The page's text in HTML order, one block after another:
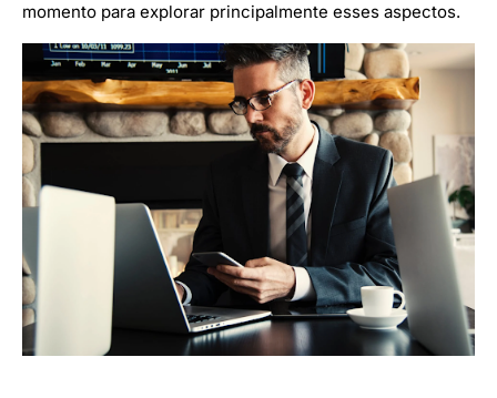
momento para explorar principalmente esses aspectos.